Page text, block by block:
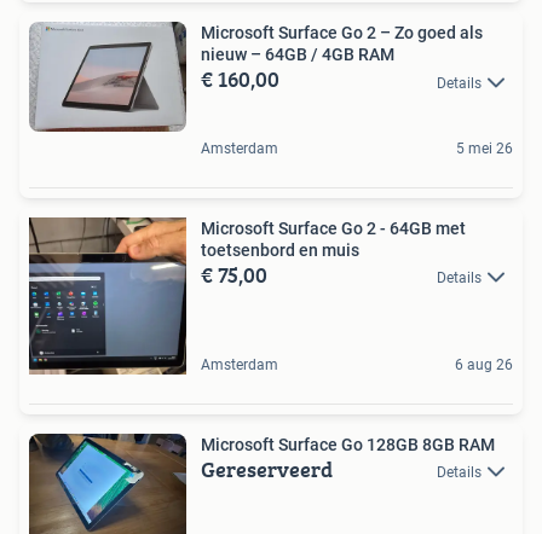
Microsoft Surface Go 2 – Zo goed als
nieuw – 64GB / 4GB RAM
€ 160,00 Details
Amsterdam 5 mei 26
Microsoft Surface Go 2 - 64GB met
toetsenbord en muis
€ 75,00 Details
Amsterdam 6 aug 26
Microsoft Surface Go 128GB 8GB RAM
Gereserveerd Details